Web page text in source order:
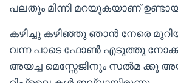
പലതും മിന്നി മറയുകയാണ്
കഴിച്ചു കഴിഞ്ഞു ഞാൻ നേരെ
വന്ന പാടെ ഫോൺ എടുത്തു
അയച്ച മെസ്സേജിനും സൽമ ക്കു